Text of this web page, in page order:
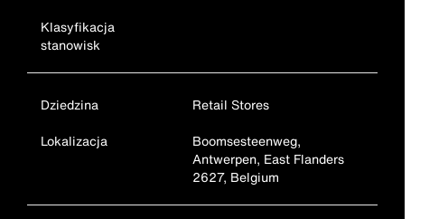
Klasyfikacja
stanowisk
Dziedzina
Retail Stores
Lokalizacja
Boomsesteenweg,
Antwerpen, East Flanders
2627, Belgium